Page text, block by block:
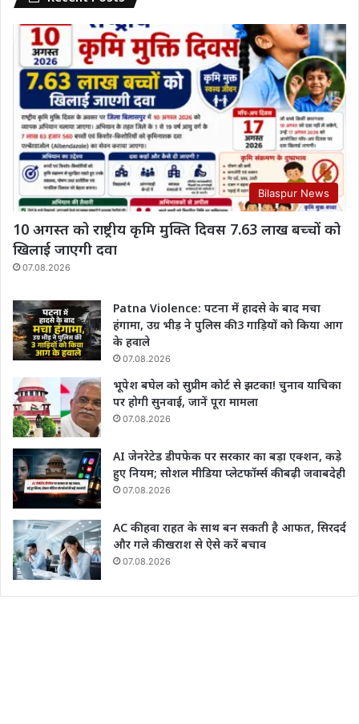
Bilaspur News
10 अगस्त को राष्ट्रीय कृमि मुक्ति दिवस 7.63 लाख बच्चों को
खिलाई जाएगी दवा
07.08.2026
Patna Violence: पटना में हादसे के बाद मचा
हंगामा, उग्र भीड़ ने पुलिस की 3 गाड़ियों को किया आग
के हवाले
07.08.2026
भूपेश बघेल को सुप्रीम कोर्ट से झटका! चुनाव याचिका
पर होगी सुनवाई, जानें पूरा मामला
07.08.2026
AI जेनरेटेड डीपफेक पर सरकार का बड़ा एक्शन, कड़े
हुए नियम; सोशल मीडिया प्लेटफॉर्म्स की बढ़ी जवाबदेही
07.08.2026
AC की हवा राहत के साथ बन सकती है आफत, सिरदर्द
और गले की खराश से ऐसे करें बचाव
07.08.2026